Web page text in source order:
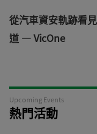
從汽車資安軌跡看
道 — VicOne
Upcoming Events
熱門活動